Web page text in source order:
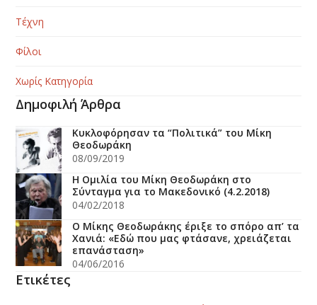
Τέχνη
Φίλοι
Χωρίς Κατηγορία
Δημοφιλή Άρθρα
Κυκλοφόρησαν τα “Πολιτικά” του Μίκη
Θεοδωράκη
08/09/2019
H Ομιλία του Μίκη Θεοδωράκη στο
Σύνταγμα για το Μακεδονικό (4.2.2018)
04/02/2018
Ο Μίκης Θεοδωράκης έριξε το σπόρο απ’ τα
Χανιά: «Εδώ που μας φτάσανε, χρειάζεται
επανάσταση»
04/06/2016
Ετικέτες